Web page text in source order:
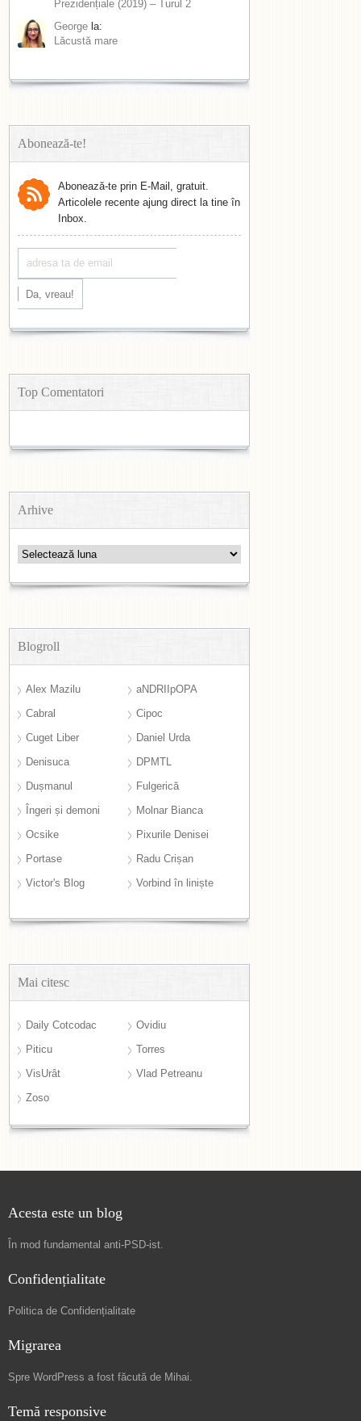
Prezidențiale (2019) – Turul 2
George la:
Lăcustă mare
Abonează-te!
Abonează-te prin E-Mail, gratuit.
Articolele recente ajung direct la tine în
Inbox.
Top Comentatori
Arhive
Arhive
Blogroll
Alex Mazilu
aNDRIIpOPA
Cabral
Cipoc
Cuget Liber
Daniel Urda
Denisuca
DPMTL
Dușmanul
Fulgerică
Îngeri și demoni
Molnar Bianca
Ocsike
Pixurile Denisei
Portase
Radu Crișan
Victor's Blog
Vorbind în liniște
Mai citesc
Daily Cotcodac
Ovidiu
Piticu
Torres
VisUrât
Vlad Petreanu
Zoso
Acesta este un blog
În mod fundamental anti-PSD-ist.
Confidențialitate
Politica de Confidențialitate
Migrarea
Spre WordPress a fost făcută de Mihai.
Temă responsive